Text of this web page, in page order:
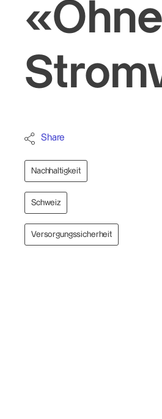
Share
Nachhaltigkeit
Schweiz
Versorgungssicherheit